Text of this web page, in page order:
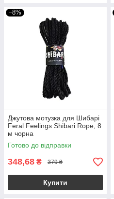
–8%
Джутова мотузка для Шибарі
Feral Feelings Shibari Rope, 8
м чорна
Готово до відправки
348,68 ₴ 379 ₴
Купити